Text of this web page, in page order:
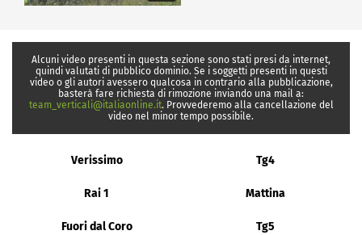
Alcuni video presenti in questa sezione sono stati presi da internet,
quindi valutati di pubblico dominio. Se i soggetti presenti in questi
video o gli autori avessero qualcosa in contrario alla pubblicazione,
basterà fare richiesta di rimozione inviando una mail a:
team_verticali@italiaonline.it. Provvederemo alla cancellazione del
video nel minor tempo possibile.
Verissimo Tg4
Rai 1 Mattina
Fuori dal Coro Tg5